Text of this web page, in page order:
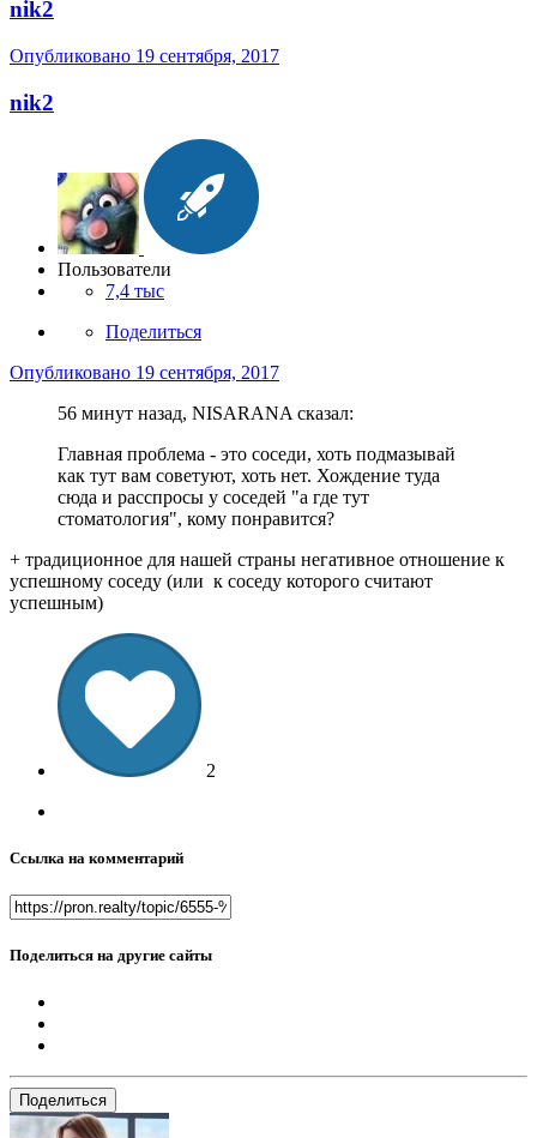
nik2
Опубликовано 19 сентября, 2017
nik2
Пользователи
7,4 тыс
Поделиться
Опубликовано 19 сентября, 2017
56 минут назад, NISARANA сказал:
Главная проблема - это соседи, хоть подмазывай
как тут вам советуют, хоть нет. Хождение туда
сюда и расспросы у соседей "а где тут
стоматология", кому понравится?
+ традиционное для нашей страны негативное отношение к
успешному соседу (или к соседу которого считают
успешным)
2
Ссылка на комментарий
Поделиться на другие сайты
Поделиться